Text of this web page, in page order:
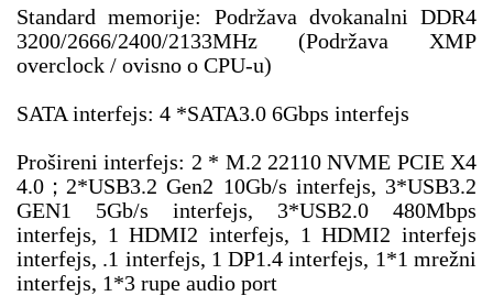
Standard memorije: Podržava dvokanalni DDR4
3200/2666/2400/2133MHz (Podržava XMP
overclock / ovisno o CPU-u)
SATA interfejs: 4 *SATA3.0 6Gbps interfejs
Prošireni interfejs: 2 * M.2 22110 NVME PCIE X4
4.0；2*USB3.2 Gen2 10Gb/s interfejs, 3*USB3.2
GEN1 5Gb/s interfejs, 3*USB2.0 480Mbps
interfejs, 1 HDMI2 interfejs, 1 HDMI2 interfejs
interfejs, .1 interfejs, 1 DP1.4 interfejs, 1*1 mrežni
interfejs, 1*3 rupe audio port